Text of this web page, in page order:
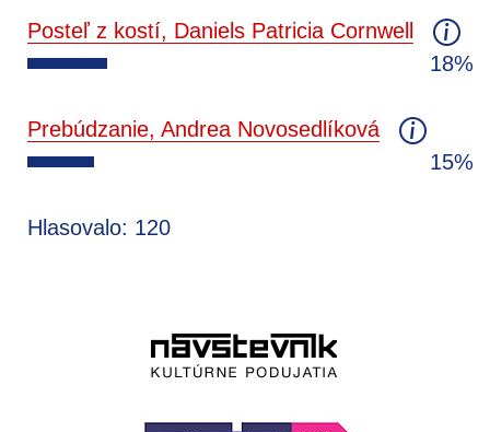
Posteľ z kostí, Daniels Patricia Cornwell
18%
Prebúdzanie, Andrea Novosedlíková
15%
Hlasovalo: 120